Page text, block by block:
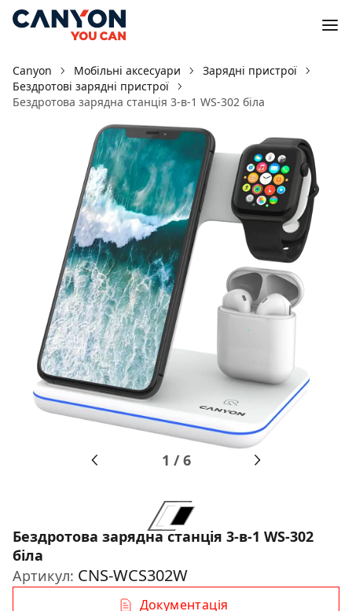
Canyon Мобільні аксесуари
Зарядні пристрої
Бездротові зарядні пристрої
Бездротова зарядна станція 3-в-1 WS-302 біла
1 /6
Бездротова зарядна станція 3-в-1 WS-302
біла
Артикул: CNS-WCS302W
Документація